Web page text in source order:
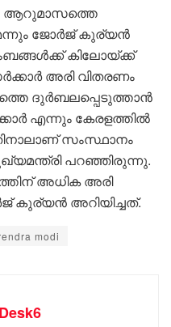
ആറുമാസത്തെ
ജോര്‍ജ് കുര്യന്‍
കിലോയ്ക്ക്
അരി വിതരണം
ദുര്‍ബലപ്പെടുത്താന്‍
എന്നും കേരളത്തില്‍
സംസ്ഥാനം
പറഞ്ഞിരുന്നു.
അധിക അരി
കുര്യന്‍ അറിയിച്ചത്.
modi